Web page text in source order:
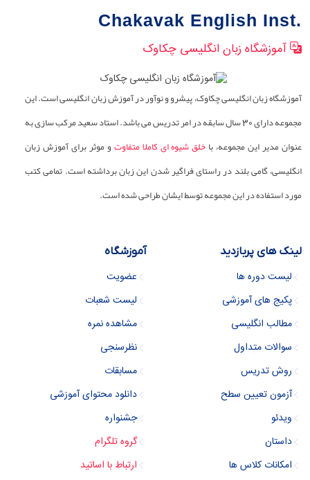
Chakavak English Inst.
آموزشگاه زبان انگلیسی چکاوک
آموزشگاه زبان انگلیسی چکاوک، پیشرو و نوآور در آموزش زبان انگلیسی است. این
مجموعه دارای 30 سال سابقه در امر تدریس می باشد. استاد سعید مرکب سازی به
عنوان مدیر این مجموعه، باخلق شیوه ای کاملا متفاوتو موثر برای آموزش زبان
انگلیسی، گامی بلند در راستای فراگیر شدن این زبان برداشته است. تمامی کتب
مورد استفاده در این مجموعه توسط ایشان طراحی شده است.
لینک های پربازدید
لیست دوره ها
پکیج های آموزشی
مطالب انگلیسی
سوالات متداول
روش تدریس
آزمون تعیین سطح
ویدئو
داستان
امکانات کلاس ها
آموزشگاه
عضویت
لیست شعبات
مشاهده نمره
نظرسنجی
مسابقات
دانلود محتوای آموزشی
جشنواره
گروه تلگرام
ارتباط با اساتید